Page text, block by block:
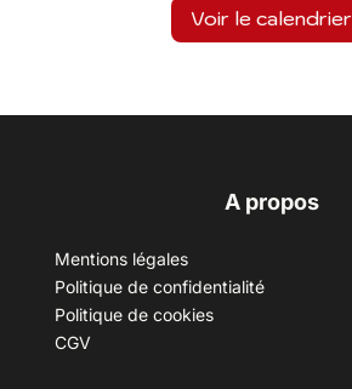
Voir le calendrier
A propos
Mentions légales
Politique de confidentialité
Politique de cookies
CGV